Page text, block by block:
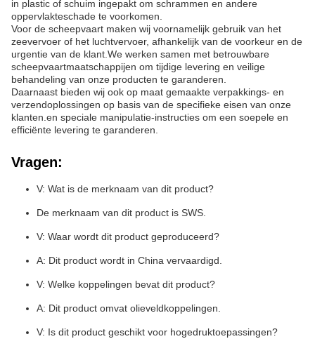
in plastic of schuim ingepakt om schrammen en andere
oppervlakteschade te voorkomen.
Voor de scheepvaart maken wij voornamelijk gebruik van het
zeevervoer of het luchtvervoer, afhankelijk van de voorkeur en de
urgentie van de klant.We werken samen met betrouwbare
scheepvaartmaatschappijen om tijdige levering en veilige
behandeling van onze producten te garanderen.
Daarnaast bieden wij ook op maat gemaakte verpakkings- en
verzendoplossingen op basis van de specifieke eisen van onze
klanten.en speciale manipulatie-instructies om een soepele en
efficiënte levering te garanderen.
Vragen:
V: Wat is de merknaam van dit product?
De merknaam van dit product is SWS.
V: Waar wordt dit product geproduceerd?
A: Dit product wordt in China vervaardigd.
V: Welke koppelingen bevat dit product?
A: Dit product omvat olieveldkoppelingen.
V: Is dit product geschikt voor hogedruktoepassingen?